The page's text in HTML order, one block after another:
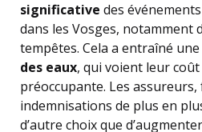
significative des
dans les Vosges, notamment
tempêtes. Cela a entraîné
des eaux, qui voient leur
préoccupante. Les assureurs,
indemnisations de plus en
d’autre choix que